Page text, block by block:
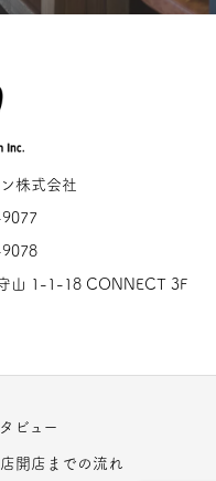
株式会社
山 1-1-18 CONNECT 3F
ビュー
開店までの流れ